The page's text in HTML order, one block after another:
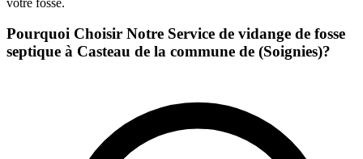
Pourquoi Choisir Notre Service de vidange de fosse
septique à Casteau de la commune de (Soignies)?